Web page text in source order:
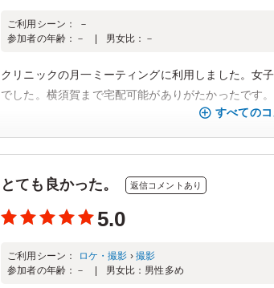
ご利用シーン：
－
参加者の年齢： － 男女比： －
クリニックの月一ミーティングに利用しました。
でした。横須賀まで宅配可能がありがたかったです。
すべての
とても良かった。 返信コメントあり
5.0
ご利用シーン： ロケ・撮影 › 撮影
参加者の年齢： － 男女比： 男性多め